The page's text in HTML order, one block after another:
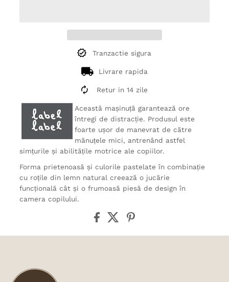
Tranzactie sigura
Livrare rapida
Retur in 14 zile
Această mașinuță garantează ore
întregi de distracție. Produsul este
foarte ușor de manevrat de către
mănuțele mici, antrenând astfel
simțurile și abilitățile motrice ale copiilor.
Forma prietenoasă și culorile pastelate în combinație
cu roțile din lemn natural creează o jucărie
funcțională cât și o frumoasă piesă de design în
camera copilului.